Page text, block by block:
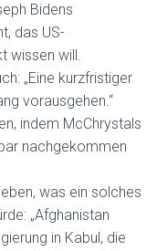
Bidens
das US-
wissen will.
„Eine kurzfristiger
vorausgehen.“
indem McChrystals
nachgekommen
was ein solches
„Afghanistan
in Kabul, die